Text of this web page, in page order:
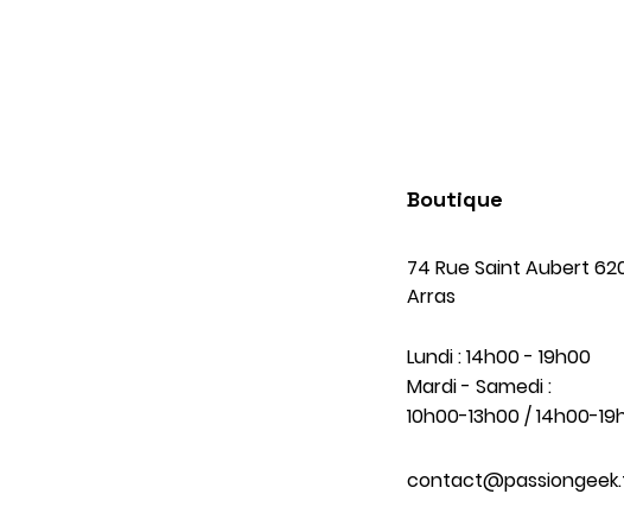
Boutique
74 Rue Saint Aubert
Arras
Lundi : 14h00 - 19h00
Mardi - Samedi :
10h00-13h00 / 14h00-